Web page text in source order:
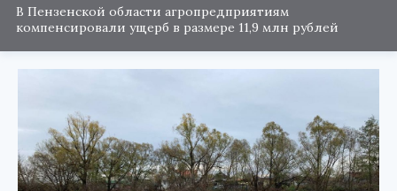
В Пензенской области агропредприятиям
компенсировали ущерб в размере 11,9 млн рублей